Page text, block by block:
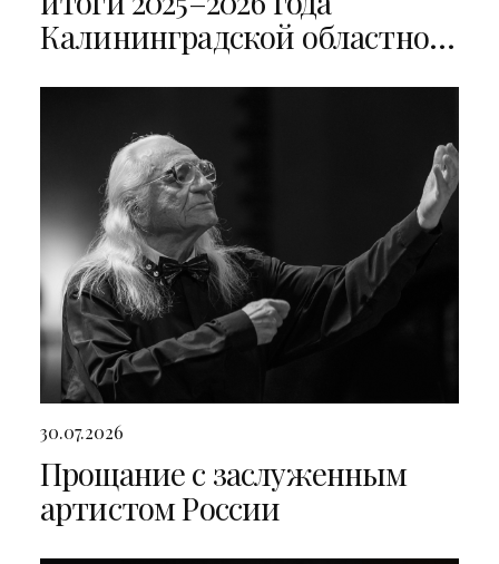
Калининградской областной
30.07.2026
Прощание с заслуженным
артистом России